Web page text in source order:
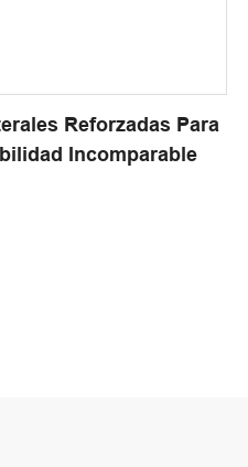
Reforzadas Para
Incomparable